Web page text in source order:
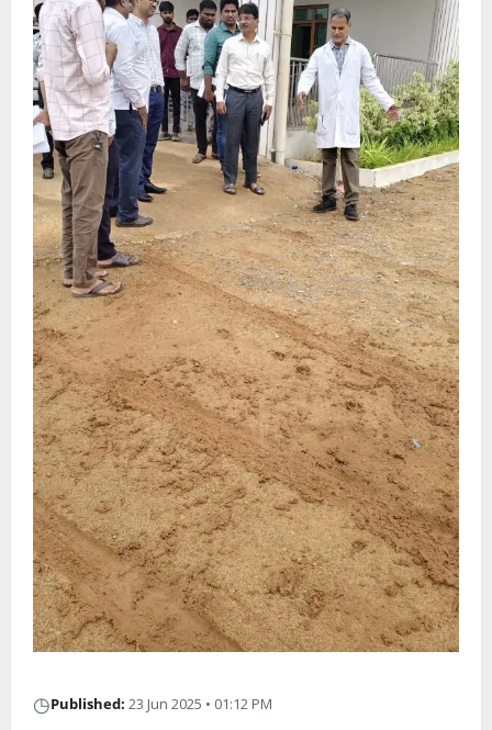
◷Published: 23 Jun 2025 • 01:12 PM